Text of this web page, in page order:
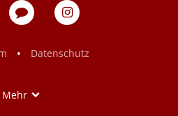
Blog
eventpeppers
• Datenschutz
Mehr